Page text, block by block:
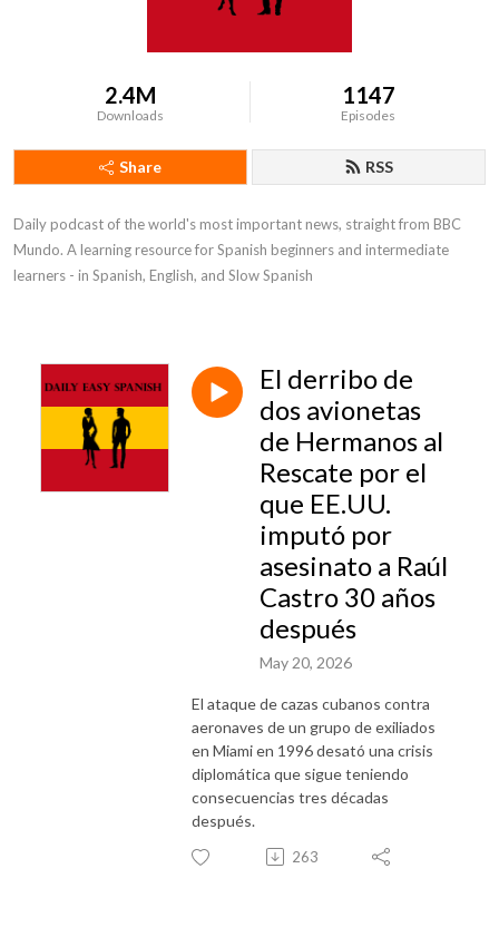
2.4M
Downloads
1147
Episodes
Share RSS
Daily podcast of the world's most important news, straight from BBC
Mundo. A learning resource for Spanish beginners and intermediate
learners - in Spanish, English, and Slow Spanish
El derribo de
dos avionetas
de Hermanos al
Rescate por el
que EE.UU.
imputó por
asesinato a Raúl
Castro 30 años
después
May 20, 2026
El ataque de cazas cubanos contra
aeronaves de un grupo de exiliados
en Miami en 1996 desató una crisis
diplomática que sigue teniendo
consecuencias tres décadas
después.
263